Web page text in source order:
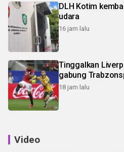
DLH Kotim
udara
16 jam lalu
Tinggalkan
gabung
18 jam lalu
Video